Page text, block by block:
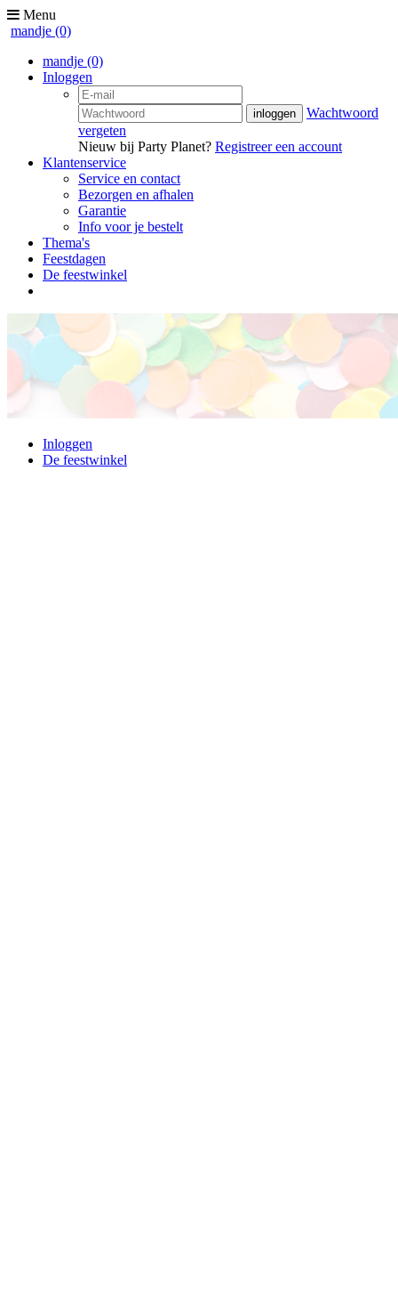
Menu
mandje (0)
mandje (0)
Inloggen
Wachtwoord
vergeten
Nieuw bij Party Planet? Registreer een account
Klantenservice
Service en contact
Bezorgen en afhalen
Garantie
Info voor je bestelt
Thema's
Feestdagen
De feestwinkel
Inloggen
De feestwinkel